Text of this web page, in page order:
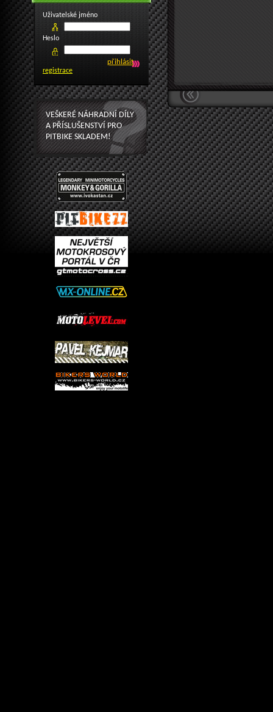
Uživatelské jméno
Heslo
registrace
VEŠKERÉ NÁHRADNÍ DÍLY
A PŘÍSLUŠENSTVÍ PRO
PITBIKE SKLADEM!